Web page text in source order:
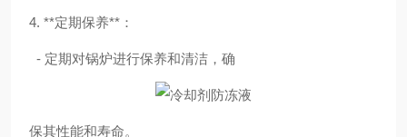
4. **定期保养**：
- 定期对锅炉进行保养和清洁，确
保其性能和寿命。